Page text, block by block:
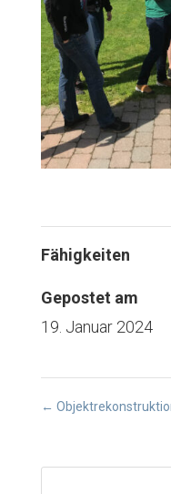
Fähigkeiten
Gepostet am
19. Januar 2024
←